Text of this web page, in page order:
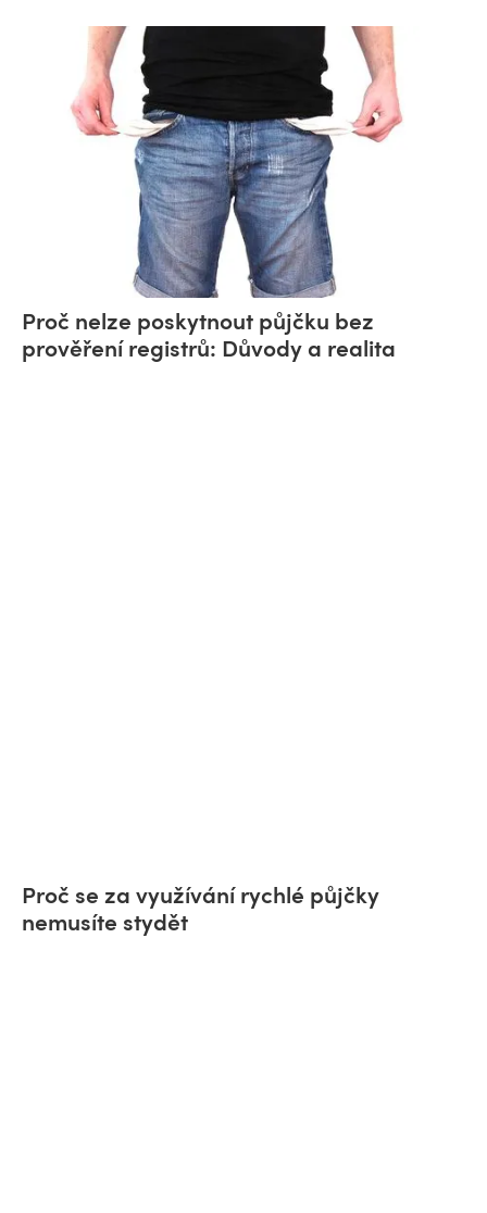
Proč nelze poskytnout půjčku bez
prověření registrů: Důvody a realita
Proč se za využívání rychlé půjčky
nemusíte stydět